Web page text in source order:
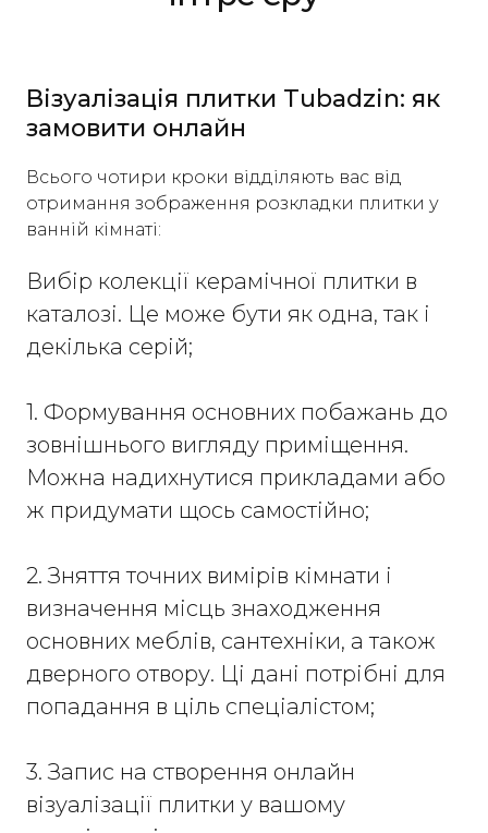
Візуалізація плитки Tubadzin: як
замовити онлайн
Всього чотири кроки відділяють вас від
отримання зображення розкладки плитки у
ванній кімнаті:
Вибір колекції керамічної плитки в
каталозі. Це може бути як одна, так і
декілька серій;
1. Формування основних побажань до
зовнішнього вигляду приміщення.
Можна надихнутися прикладами або
ж придумати щось самостійно;
2. Зняття точних вимірів кімнати і
визначення місць знаходження
основних меблів, сантехніки, а також
дверного отвору. Ці дані потрібні для
попадання в ціль спеціалістом;
3. Запис на створення онлайн
візуалізації плитки у вашому